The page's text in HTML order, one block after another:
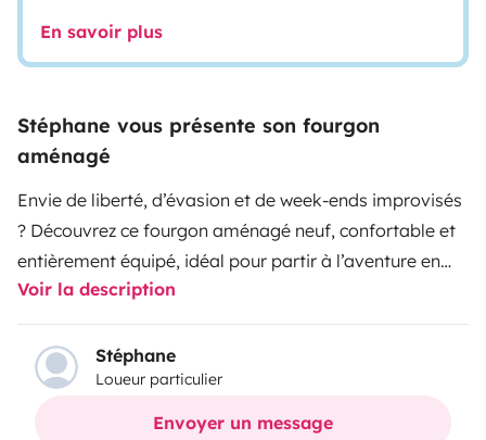
En savoir plus
Stéphane vous présente son fourgon
aménagé
Envie de liberté, d’évasion et de week-ends improvisés
? Découvrez ce fourgon aménagé neuf, confortable et
entièrement équipé, idéal pour partir à l’aventure en
toute autonomie.Le véhicule
B sur porteur Citroën Jumper 2.2L BlueHDI 140 ch, mis
en circulation en mars 2026. Visite virtuelle sur
https://www.giottiline.com/utenti/giottiline_com/
ses dimensions (5,99 m de long et 2,65 m de haut), il se
Voir la description
Stéphane
Loueur particulier
Envoyer un message